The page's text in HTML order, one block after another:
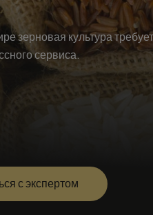
зерновая культура требует
сервиса.
с экспертом